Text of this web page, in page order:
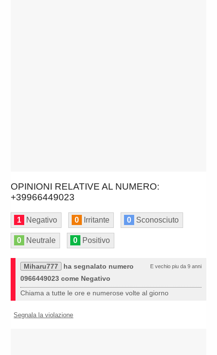
OPINIONI RELATIVE AL NUMERO:
+39966449023
1 Negativo 0 Irritante 0 Sconosciuto
0 Neutrale 0 Positivo
E vechio piu da 9 anni
Miharu777
ha segnalato numero
0966449023 come Negativo
Chiama a tutte le ore e numerose volte al giorno
Segnala la violazione